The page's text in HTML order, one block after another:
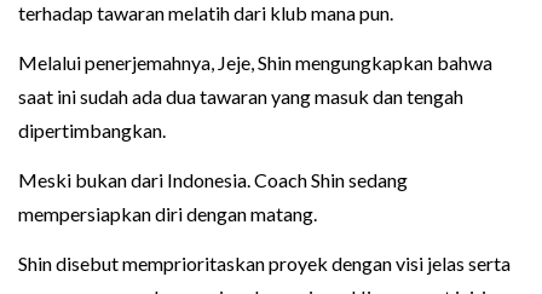
terhadap tawaran melatih dari klub mana pun.
Melalui penerjemahnya, Jeje, Shin mengungkapkan bahwa
saat ini sudah ada dua tawaran yang masuk dan tengah
dipertimbangkan.
Meski bukan dari Indonesia. Coach Shin sedang
mempersiapkan diri dengan matang.
Shin disebut memprioritaskan proyek dengan visi jelas serta